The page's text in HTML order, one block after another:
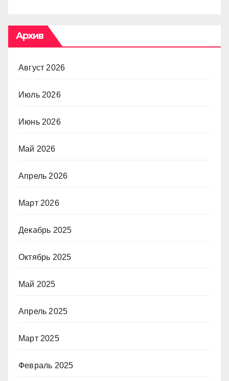
Архив
Август 2026
Июль 2026
Июнь 2026
Май 2026
Апрель 2026
Март 2026
Декабрь 2025
Октябрь 2025
Май 2025
Апрель 2025
Март 2025
Февраль 2025